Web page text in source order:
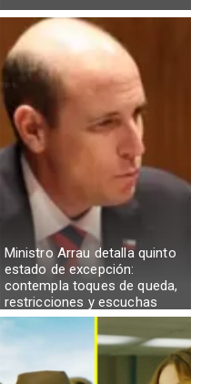
Ministro Arrau detalla quinto
estado de excepción:
contempla toques de queda,
restricciones y escuchas
telefónicas en zonas críticas